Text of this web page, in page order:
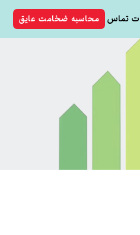
تماس محاسبه ضخامت عایق